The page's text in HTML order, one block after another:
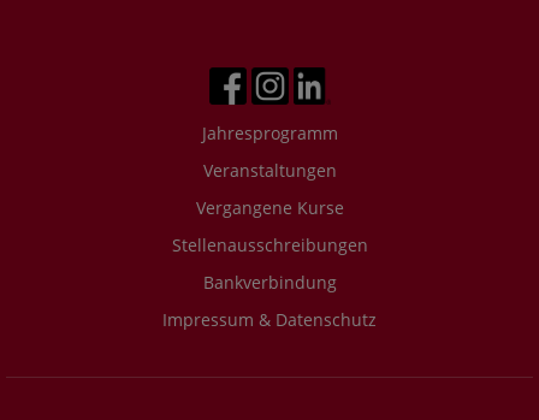
Jahresprogramm
Veranstaltungen
Vergangene Kurse
Stellenausschreibungen
Bankverbindung
Impressum & Datenschutz